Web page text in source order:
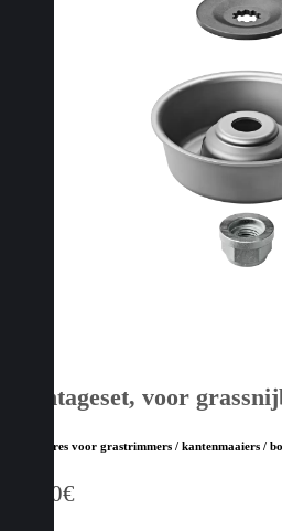
Montageset, voor
Accessoires voor grastrimmers / kantenmaaiers /
19,90€